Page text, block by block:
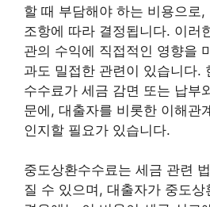
할 때 부담해야 하는 비용으로,
조항에 따라 결정됩니다. 이러
관의 수익에 직접적인 영향을
과도 밀접한 관련이 있습니다.
수수료가 세금 감면 또는 납부
문에, 대출자를 비롯한 이해관
인지할 필요가 있습니다.
중도상환수수료는 세금 관련
질 수 있으며, 대출자가 중도